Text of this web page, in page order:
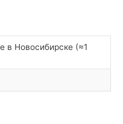
в Новосибирске (≈1